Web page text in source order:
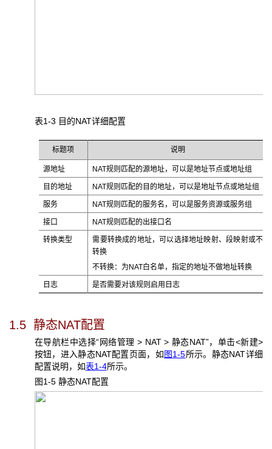
表1-3 目的NAT详细配置
标题项 说明
源地址 NAT规则匹配的源地址，可以是地址节点或地址组
目的地址 NAT规则匹配的目的地址，可以是地址节点或地址组
服务 NAT规则匹配的服务名，可以是服务资源或服务组
接口 NAT规则匹配的出接口名
转换类型
需要转换成的地址，可以选择地址映射、段映射或不
转换
不转换：为NAT白名单，指定的地址不做地址转换
日志 是否需要对该规则启用日志
1.5 静态NAT配置
在导航栏中选择“网络管理 > NAT > 静态NAT”，单击<新建>
按钮，进入静态NAT配置页面，如图1-5所示。静态NAT详细
配置说明，如表1-4所示。
图1-5 静态NAT配置